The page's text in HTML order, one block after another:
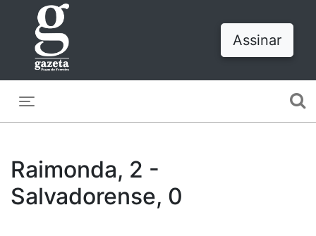
Assinar
Raimonda, 2 -
Salvadorense, 0